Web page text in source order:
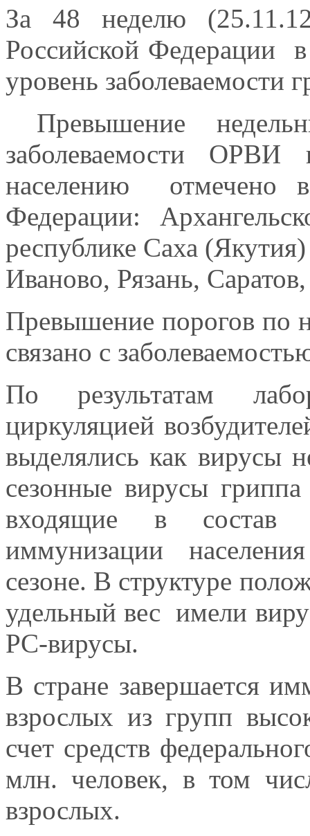
За 48 неделю
Российской Федерации
уровень
Превышение
заболеваемости
населению отмечено
Федерации:
республике Саха
Иваново, Рязань,
Превышение порогов по
связано с
По результатам
циркуляцией
выделялись как вирусы
сезонные вирусы
входящие в состав
иммунизации
сезоне. В структуре
удельный вес имели
РС-вирусы.
В стране завершается
взрослых из групп
счет средств
млн. человек, в том
взрослых.